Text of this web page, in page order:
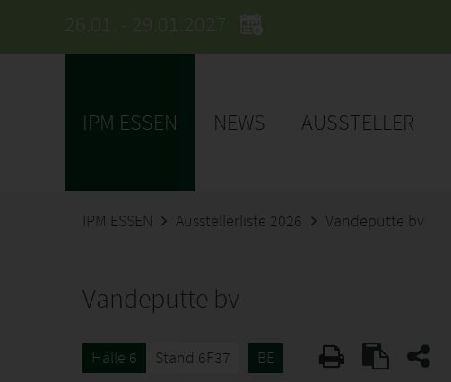
26.01. - 29.01.2027
IPM ESSEN NEWS AUSSTELLER
IPM ESSEN Ausstellerliste 2026 Vandeputte bv
Vandeputte bv
Halle 6 Stand 6F37 BE